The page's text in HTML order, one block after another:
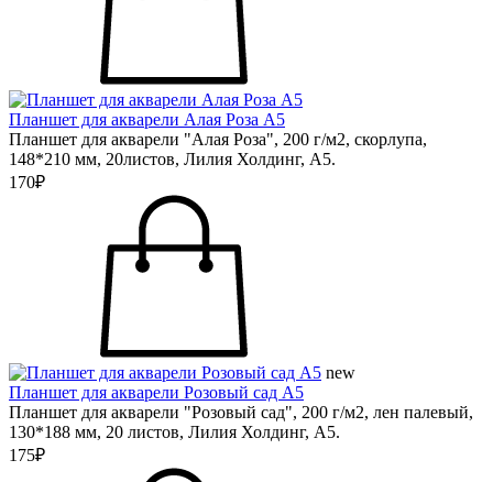
Планшет для акварели Алая Роза А5
Планшет для акварели "Алая Роза", 200 г/м2, скорлупа,
148*210 мм, 20листов, Лилия Холдинг, А5.
170₽
new
Планшет для акварели Розовый сад А5
Планшет для акварели "Розовый сад", 200 г/м2, лен палевый,
130*188 мм, 20 листов, Лилия Холдинг, А5.
175₽